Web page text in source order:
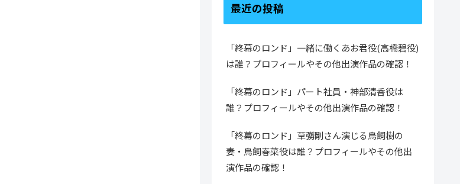
最近の投稿
「終幕のロンド」一緒に働くあお君役(高橋碧役)
は誰？プロフィールやその他出演作品の確認！
「終幕のロンド」パート社員・神部清香役は
誰？プロフィールやその他出演作品の確認！
「終幕のロンド」草彅剛さん演じる鳥飼樹の
妻・鳥飼春菜役は誰？プロフィールやその他出
演作品の確認！